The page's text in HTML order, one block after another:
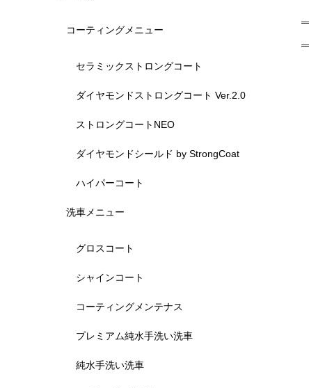
コーティングメニュー
セラミックストロングコート
ダイヤモンドストロングコート Ver.2.0
ストロングコートNEO
ダイヤモンドシールド by StrongCoat
ハイパーコート
洗車メニュー
グロスコート
シャインコート
コーティングメンテナス
プレミアム純水手洗い洗車
純水手洗い洗車